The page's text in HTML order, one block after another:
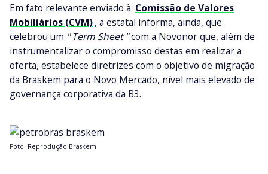
Em fato relevante enviado à Comissão de Valores
Mobiliários (CVM), a estatal informa, ainda, que
celebrou um " Term Sheet "com a Novonor que, além de
instrumentalizar o compromisso destas em realizar a
oferta, estabelece diretrizes com o objetivo de migração
da Braskem para o Novo Mercado, nível mais elevado de
governança corporativa da B3.
Foto: Reprodução Braskem